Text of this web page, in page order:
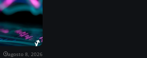
agosto 8, 2026